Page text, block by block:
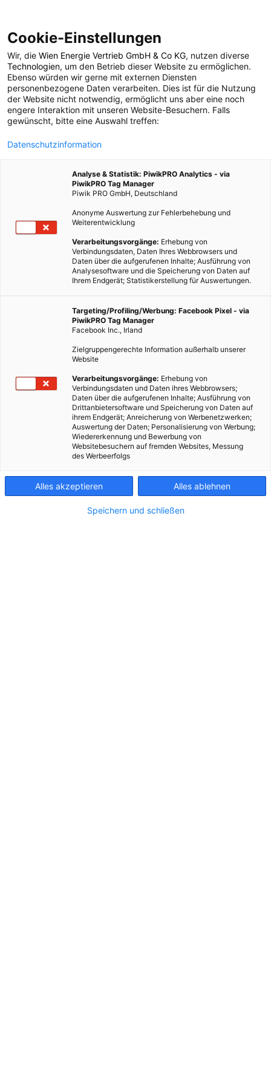
POSTS BY TAG
Tassenmanschette
1 BEITRAG
Cookie-Einstellungen
Wir, die Wien Energie Vertrieb GmbH & Co KG, nutzen diverse
Technologien, um den Betrieb dieser Website zu ermöglichen.
Ebenso würden wir gerne mit externen Diensten
personenbezogene Daten verarbeiten. Dies ist für die Nutzung
der Website nicht notwendig, ermöglicht uns aber eine noch
engere Interaktion mit unseren Website-Besuchern. Falls
gewünscht, bitte eine Auswahl treffen:
Datenschutzinformation
Analyse & Statistik: PiwikPRO Analytics - via
PiwikPRO Tag Manager
Piwik PRO GmbH, Deutschland
Anonyme Auswertung zur Fehlerbehebung und
Weiterentwicklung
Verarbeitungsvorgänge: Erhebung von
Verbindungsdaten, Daten Ihres Webbrowsers und
Daten über die aufgerufenen Inhalte; Ausführung von
Analysesoftware und die Speicherung von Daten auf
Ihrem Endgerät; Statistikerstellung für Auswertungen.
Targeting/Profiling/Werbung: Facebook Pixel - via
PiwikPRO Tag Manager
Facebook Inc., Irland
Zielgruppengerechte Information außerhalb unserer
Website
Verarbeitungsvorgänge: Erhebung von
Verbindungsdaten und Daten ihres Webbrowsers;
Daten über die aufgerufenen Inhalte; Ausführung von
Drittanbietersoftware und Speicherung von Daten auf
ihrem Endgerät; Anreicherung von Werbenetzwerken;
Auswertung der Daten; Personalisierung von Werbung;
Wiedererkennung und Bewerbung von
Websitebesuchern auf fremden Websites, Messung
des Werbeerfolgs
Alles akzeptieren Alles ablehnen
Speichern und schließen